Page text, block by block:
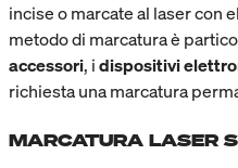
incise o marcate al laser con
metodo di marcatura è
accessori, idispositivi
richiesta una marcatura
MARCATURA LASER